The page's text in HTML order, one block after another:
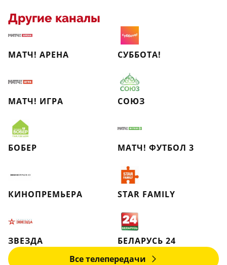
Другие каналы
МАТЧ! АРЕНА СУББОТА!
МАТЧ! ИГРА СОЮЗ
БОБЕР МАТЧ! ФУТБОЛ 3
КИНОПРЕМЬЕРА STAR FAMILY
ЗВЕЗДА
БЕЛАРУСЬ 24
Все телепередачи